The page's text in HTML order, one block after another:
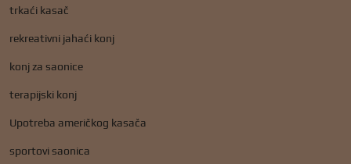
trkaći kasač
rekreativni jahaći konj
konj za saonice
terapijski konj
Upotreba američkog kasača
sportovi saonica